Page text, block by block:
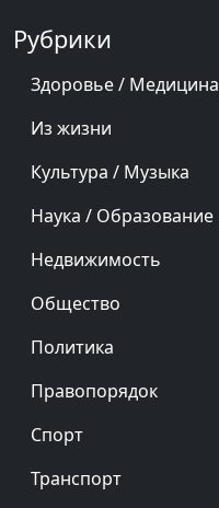
Рубрики
Здоровье / Медицина
Из жизни
Культура / Музыка
Наука / Образование
Недвижимость
Общество
Политика
Правопорядок
Спорт
Транспорт